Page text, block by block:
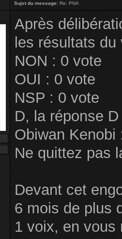
Sujet du message: Re: PNA
Après
les résultats du
NON : 0 vote
OUI : 0 vote
NSP : 0 vote
D, la réponse
Obiwan Kenobi
Ne quittez pas
Devant cet
6 mois de plus
1 voix, en vous